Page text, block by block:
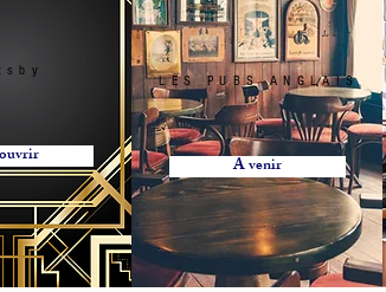
LES PUBS ANGLAIS
A venir